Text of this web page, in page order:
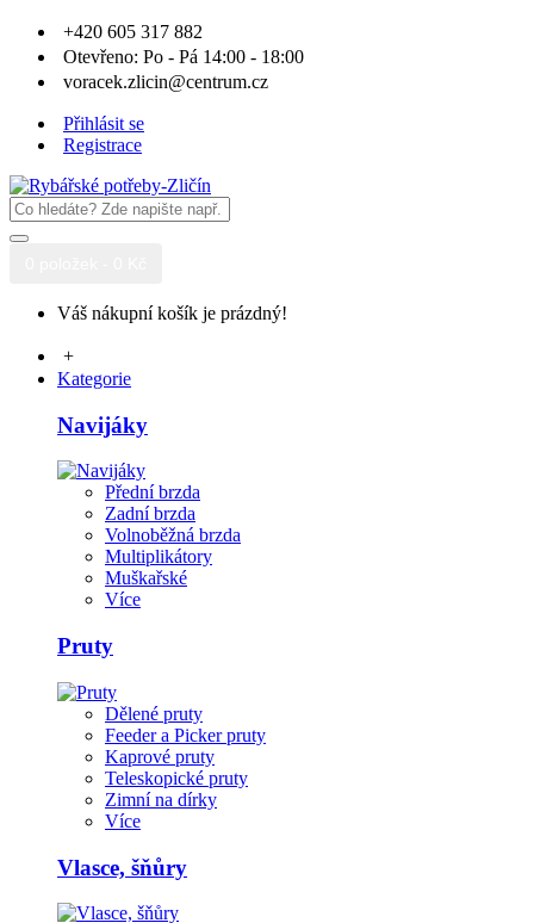
+420 605 317 882
Otevřeno: Po - Pá 14:00 - 18:00
voracek.zlicin@centrum.cz
Přihlásit se
Registrace
Váš nákupní košík je prázdný!
+
Kategorie
Navijáky
Přední brzda
Zadní brzda
Volnoběžná brzda
Multiplikátory
Muškařské
Více
Pruty
Dělené pruty
Feeder a Picker pruty
Kaprové pruty
Teleskopické pruty
Zimní na dírky
Více
Vlasce, šňůry